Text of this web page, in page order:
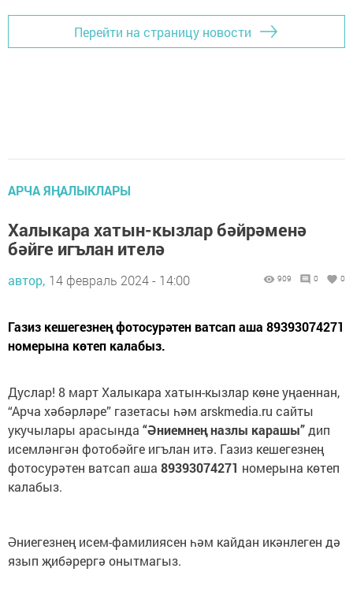
Перейти на страницу новости
АРЧА ЯҢАЛЫКЛАРЫ
Халыкара хатын-кызлар бәйрәменә
бәйге игълан ителә
автор, 14 февраль 2024 - 14:00 909 0 0
Газиз кешегезнең фотосурәтен ватсап аша 89393074271
номерына көтеп калабыз.
Дуслар! 8 март Халыкара хатын-кызлар көне уңаеннан,
“Арча хәбәрләре” газетасы һәм arskmedia.ru сайты
укучылары арасында “Әниемнең назлы карашы”дип
исемләнгән фотобәйге игълан итә. Газиз кешегезнең
фотосурәтен ватсап аша 89393074271 номерына көтеп
калабыз.
Әниегезнең исем-фамилиясен һәм кайдан икәнлеген дә
язып җибәрергә онытмагыз.